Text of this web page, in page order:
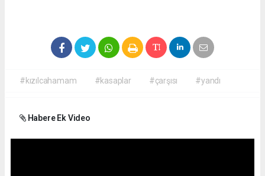
#kızılcahamam #kasaplar #çarşısı #yandı
Habere Ek Video